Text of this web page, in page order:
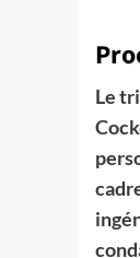
Le